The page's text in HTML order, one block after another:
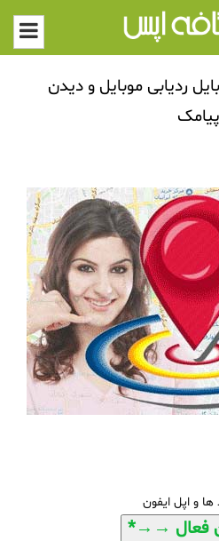
ردیابی موبایل و دیدن
پیامک
ها و اپل ایفون